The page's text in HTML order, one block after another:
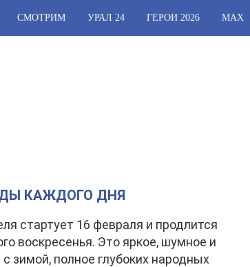
СМОТРИМ УРАЛ 24 ГЕРОИ 2026 МАХ
КАЖДОГО ДНЯ
стартует 16 февраля и продлится
воскресенья. Это яркое, шумное и
зимой, полное глубоких народных